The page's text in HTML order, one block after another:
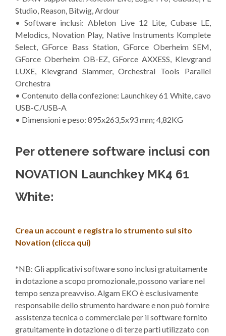
Studio, Reason, Bitwig, Ardour
• Software inclusi: Ableton Live 12 Lite, Cubase LE,
Melodics, Novation Play, Native Instruments Komplete
Select, GForce Bass Station, GForce Oberheim SEM,
GForce Oberheim OB-EZ, GForce AXXESS, Klevgrand
LUXE, Klevgrand Slammer, Orchestral Tools Parallel
Orchestra
• Contenuto della confezione: Launchkey 61 White, cavo
USB-C/USB-A
• Dimensioni e peso: 895x263,5x93 mm; 4,82KG
Per ottenere software inclusi con
NOVATION Launchkey MK4 61
White:
Crea un account e registra lo strumento sul sito
Novation (clicca qui)
*NB: Gli applicativi software sono inclusi gratuitamente
in dotazione a scopo promozionale, possono variare nel
tempo senza preavviso. Algam EKO è esclusivamente
responsabile dello strumento hardware e non può fornire
assistenza tecnica o commerciale per il software fornito
gratuitamente in dotazione o di terze parti utilizzato con